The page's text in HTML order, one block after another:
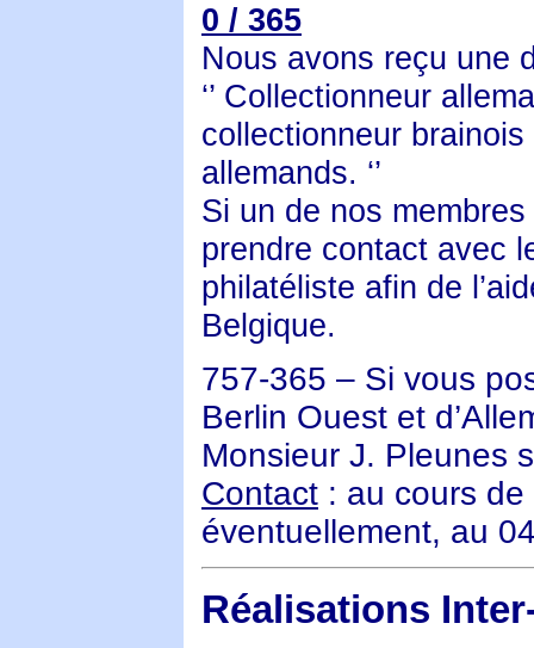
0 / 365
Nous avons reçu une
‘’ Collectionneur
collectionneur
allemands. ‘’
Si un de nos
prendre contact avec
philatéliste afin de
Belgique.
757-365 – Si vous
Berlin Ouest et
Monsieur J. Pleunes
Contact : au cours
éventuellement, au
Réalisations